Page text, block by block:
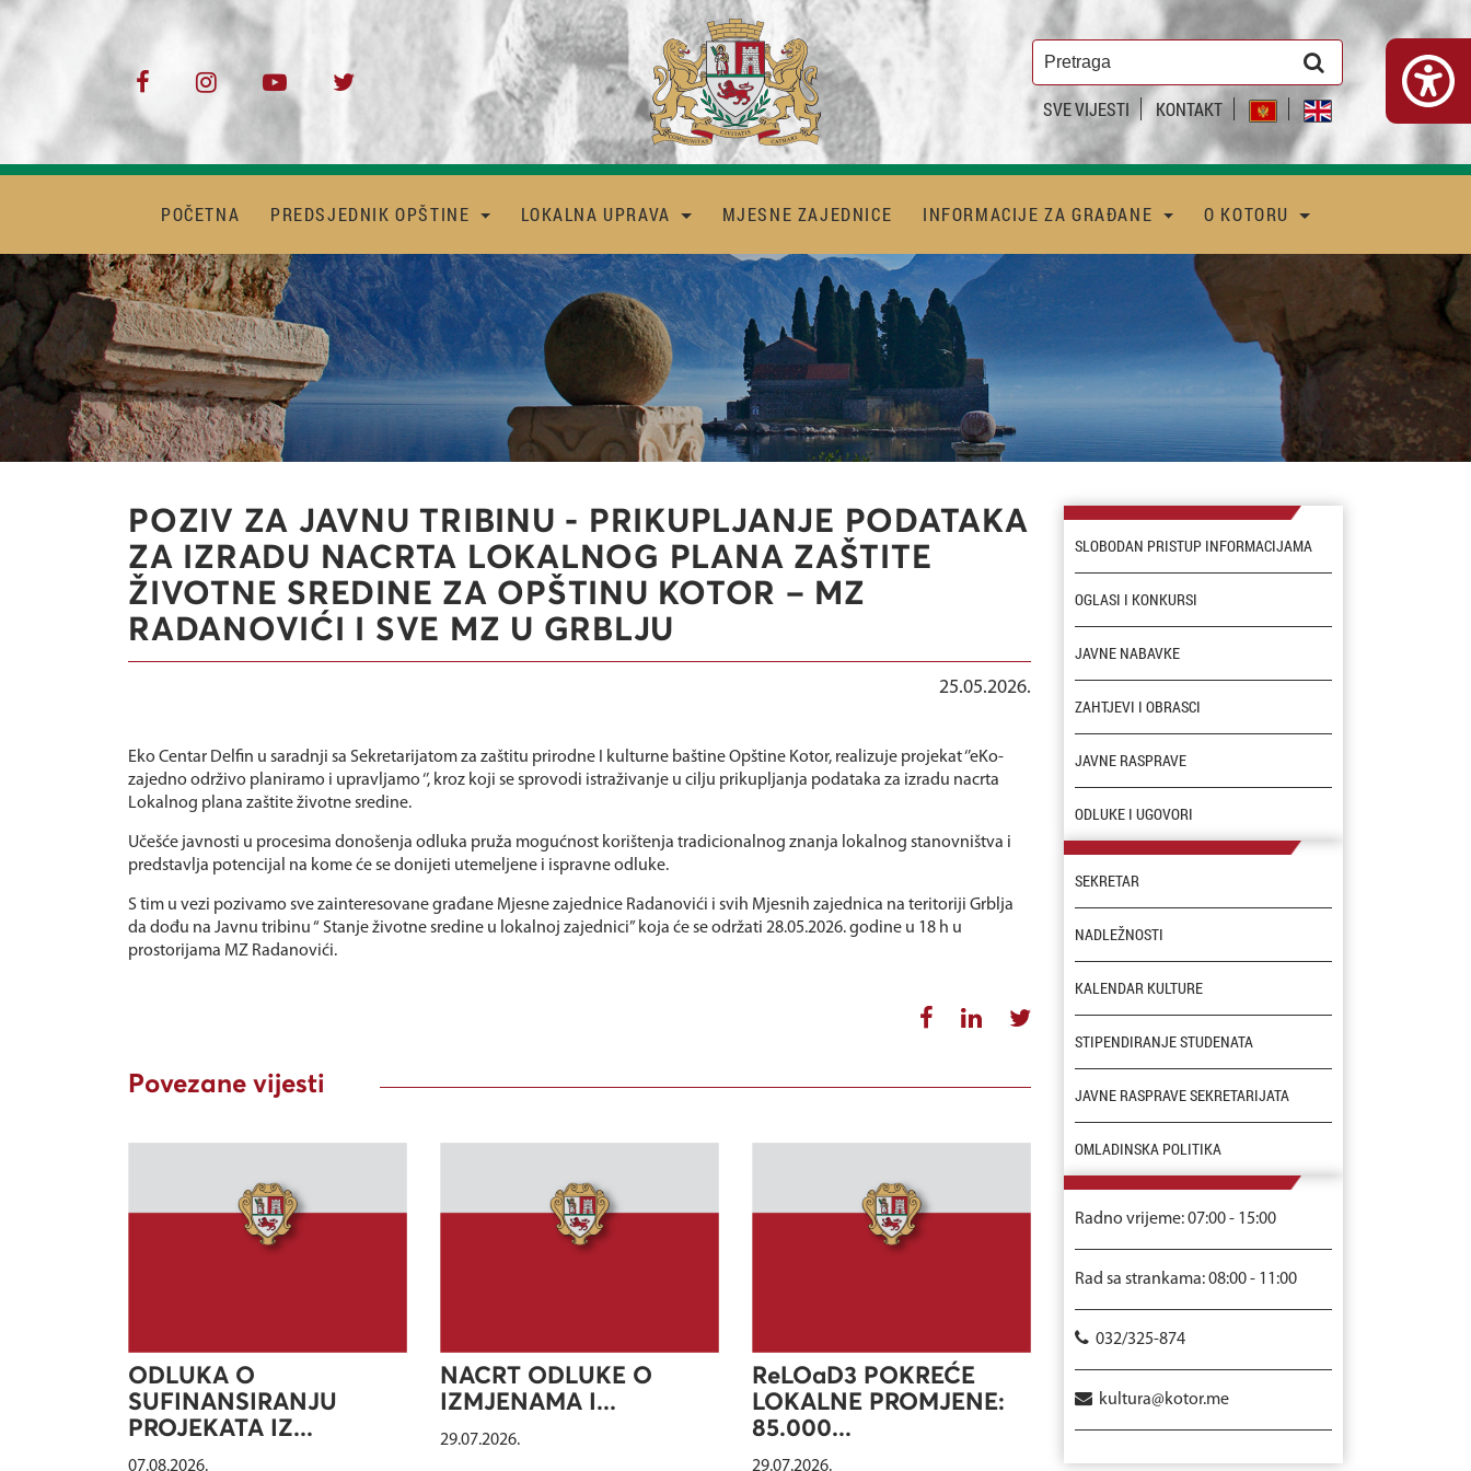
SVE VIJESTI KONTAKT
POČETNA PREDSJEDNIK OPŠTINE LOKALNA UPRAVA MJESNE ZAJEDNICE INFORMACIJE ZA GRAĐANE O KOTORU
POZIV ZA JAVNU TRIBINU - PRIKUPLJANJE PODATAKA
ZA IZRADU NACRTA LOKALNOG PLANA ZAŠTITE
ŽIVOTNE SREDINE ZA OPŠTINU KOTOR – MZ
RADANOVIĆI I SVE MZ U GRBLJU
25.05.2026.
Eko Centar Delfin u saradnji sa Sekretarijatom za zaštitu prirodne I kulturne baštine Opštine Kotor, realizuje projekat ‘’eKo-
zajedno održivo planiramo i upravljamo ‘’, kroz koji se sprovodi istraživanje u cilju prikupljanja podataka za izradu nacrta
Lokalnog plana zaštite životne sredine.
Učešće javnosti u procesima donošenja odluka pruža mogućnost korištenja tradicionalnog znanja lokalnog stanovništva i
predstavlja potencijal na kome će se donijeti utemeljene i ispravne odluke.
S tim u vezi pozivamo sve zainteresovane građane Mjesne zajednice Radanovići i svih Mjesnih zajednica na teritoriji Grblja
da dođu na Javnu tribinu “ Stanje životne sredine u lokalnoj zajednici” koja će se održati 28.05.2026. godine u 18 h u
prostorijama MZ Radanovići.
Povezane vijesti
ODLUKA O
SUFINANSIRANJU
PROJEKATA IZ...
07.08.2026.
NACRT ODLUKE O
IZMJENAMA I...
29.07.2026.
ReLOaD3 POKREĆE
LOKALNE PROMJENE:
85.000...
29.07.2026.
SLOBODAN PRISTUP INFORMACIJAMA
OGLASI I KONKURSI
JAVNE NABAVKE
ZAHTJEVI I OBRASCI
JAVNE RASPRAVE
ODLUKE I UGOVORI
SEKRETAR
NADLEŽNOSTI
KALENDAR KULTURE
STIPENDIRANJE STUDENATA
JAVNE RASPRAVE SEKRETARIJATA
OMLADINSKA POLITIKA
Radno vrijeme: 07:00 - 15:00
Rad sa strankama: 08:00 - 11:00
032/325-874
kultura@kotor.me